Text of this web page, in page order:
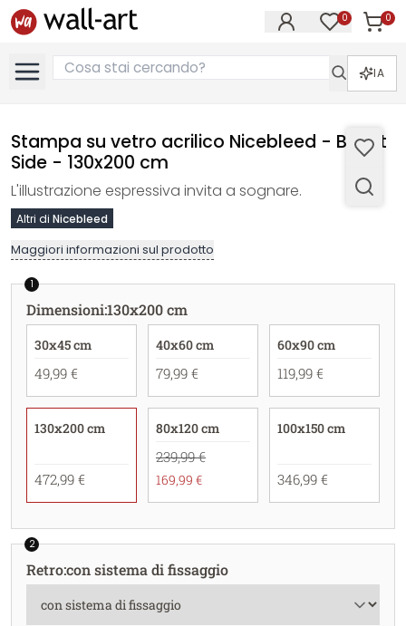
0 0
IA
Stampa su vetro acrilico Nicebleed - Bright
Side - 130x200 cm
L'illustrazione espressiva invita a sognare.
Altri di Nicebleed
Maggiori informazioni sul prodotto
1
Dimensioni:130x200 cm
30x45 cm
49,99 €
40x60 cm
79,99 €
60x90 cm
119,99 €
130x200 cm
472,99 €
80x120 cm
239,99 €
169,99 €
100x150 cm
346,99 €
2
Retro:con sistema di fissaggio